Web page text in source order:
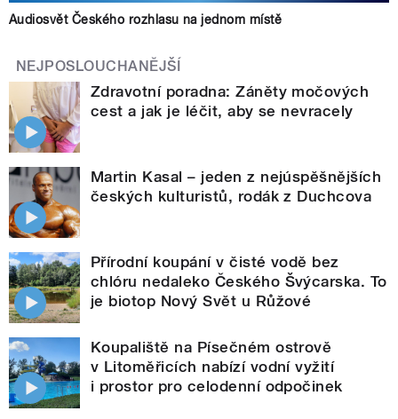
Audiosvět Českého rozhlasu na jednom místě
NEJPOSLOUCHANĚJŠÍ
Zdravotní poradna: Záněty močových
cest a jak je léčit, aby se nevracely
Martin Kasal – jeden z nejúspěšnějších
českých kulturistů, rodák z Duchcova
Přírodní koupání v čisté vodě bez
chlóru nedaleko Českého Švýcarska. To
je biotop Nový Svět u Růžové
Koupaliště na Písečném ostrově
v Litoměřicích nabízí vodní vyžití
i prostor pro celodenní odpočinek